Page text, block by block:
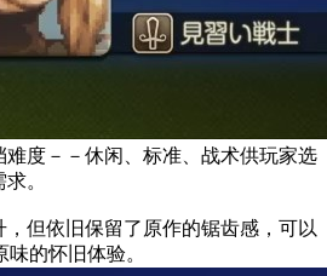
度－－休闲、标准、战术供玩家选
。
但依旧保留了原作的锯齿感，可以
的怀旧体验。